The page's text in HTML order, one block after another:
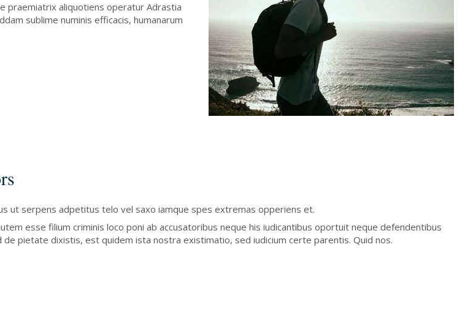
praemiatrix aliquotiens operatur Adrastia
sublime numinis efficacis, humanarum
ut serpens adpetitus telo vel saxo iamque spes extremas opperiens et.
esse filium criminis loco poni ab accusatoribus neque his iudicantibus oportuit neque defendentibus
de pietate dixistis, est quidem ista nostra existimatio, sed iudicium certe parentis. Quid nos.